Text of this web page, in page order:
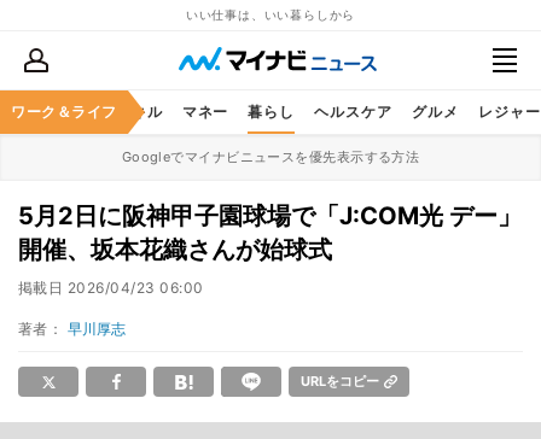
いい仕事は、いい暮らしから
ワーク＆ライフ
ア ビジネススキル マネー 暮らし ヘルスケア グルメ レジャー
Googleでマイナビニュースを優先表示する方法
5月2日に阪神甲子園球場で「J:COM光 デー」
開催、坂本花織さんが始球式
掲載日 2026/04/23 06:00
著者： 早川厚志
URLをコピー